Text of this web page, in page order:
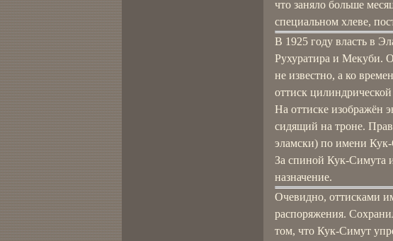
что заняло больше
специальном хлеве,
В 1925 году власть в
Рухуратира и Мекуби.
не известно, а ко
оттиск
На оттиске изображён
сидящий на троне.
эламски) по имени
За спиной Кук-Симута
назначение.
Очевидно, оттисками
распоряжения.
том, что Кук-Симут